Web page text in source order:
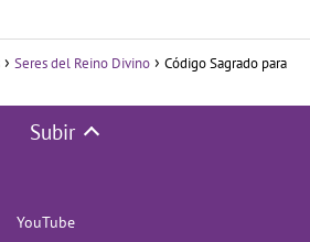
Seres del Reino Divino
Código Sagrado para
Subir
YouTube